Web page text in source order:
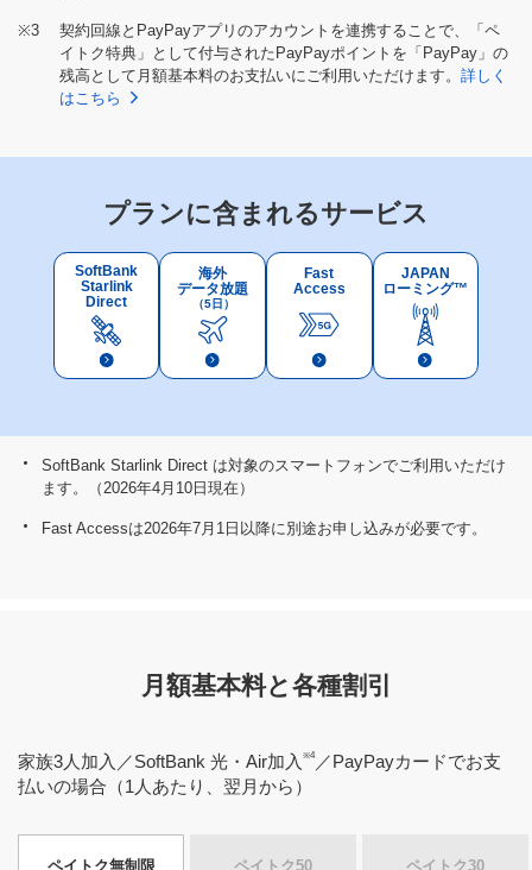
※3
契約回線とPayPayアプリのアカウントを連携することで、「ペ
イトク特典」として付与されたPayPayポイントを「PayPay」の
残高として月額基本料のお支払いにご利用いただけます。 詳しく
はこちら
プランに含まれるサービス
SoftBank
Starlink
Direct
海外
データ放題
（5日）
Fast
Access
JAPAN
ローミング™
SoftBank Starlink Direct は対象のスマートフォンでご利用いただけ
ます。（2026年4月10日現在）
Fast Accessは2026年7月1日以降に別途お申し込みが必要です。
月額基本料と各種割引
家族3人加入／SoftBank 光・Air加入 ※4／PayPayカードでお支
払いの場合（1人あたり、翌月から）
ペイトク無制限 ペイトク50 ペイトク30